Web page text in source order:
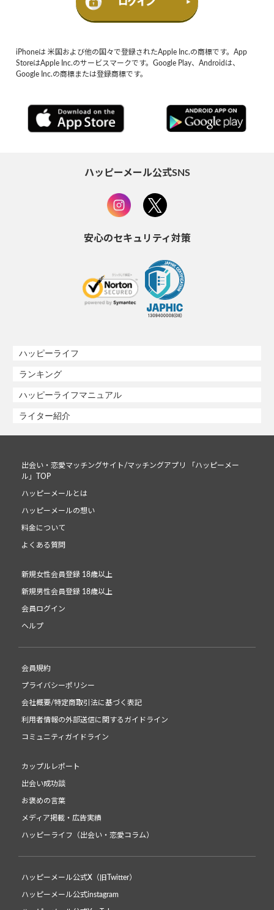
iPhoneは 米国および他の国々で登録されたApple Inc.の商標です。App
StoreはApple Inc.のサービスマークです。Google Play、Androidは、
Google Inc.の商標または登録商標です。
ハッピーメール公式SNS
安心のセキュリティ対策
ハッピーライフ
ランキング
ハッピーライフマニュアル
ライター紹介
出会い・恋愛マッチングサイト/マッチングアプリ 「ハッピーメー
ル」TOP
ハッピーメールとは
ハッピーメールの想い
料金について
よくある質問
新規女性会員登録 18歳以上
新規男性会員登録 18歳以上
会員ログイン
ヘルプ
会員規約
プライバシーポリシー
会社概要/特定商取引法に基づく表記
利用者情報の外部送信に関するガイドライン
コミュニティガイドライン
カップルレポート
出会い成功談
お褒めの言葉
メディア掲載・広告実績
ハッピーライフ（出会い・恋愛コラム）
ハッピーメール公式X（旧Twitter）
ハッピーメール公式instagram